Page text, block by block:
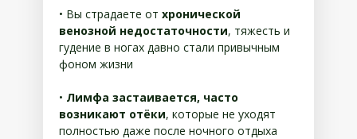
• Вы страдаете от хронической
венозной недостаточности, тяжесть и
гудение в ногах давно стали привычным
фоном жизни
• Лимфа застаивается, часто
возникают отёки, которые не уходят
полностью даже после ночного отдыха